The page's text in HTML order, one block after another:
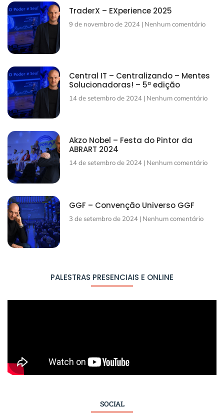
TraderX – EXperience 2025
9 de novembro de 2024 Nenhum comentário
Central IT – Centralizando – Mentes
Solucionadoras! – 5ª edição
14 de setembro de 2024 Nenhum comentário
Akzo Nobel – Festa do Pintor da
ABRART 2024
14 de setembro de 2024 Nenhum comentário
GGF – Convenção Universo GGF
3 de setembro de 2024 Nenhum comentário
PALESTRAS PRESENCIAIS E ONLINE
SOCIAL